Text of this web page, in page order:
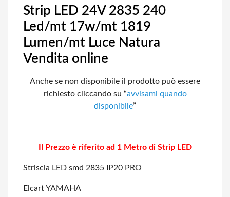
Strip LED 24V 2835 240
Led/mt 17w/mt 1819
Lumen/mt Luce Natura
Vendita online
Anche se non disponibile il prodotto può essere
richiesto cliccando su “avvisami quando
disponibile”
Il Prezzo è riferito ad 1 Metro di Strip LED
Striscia LED smd 2835 IP20 PRO
Elcart YAMAHA